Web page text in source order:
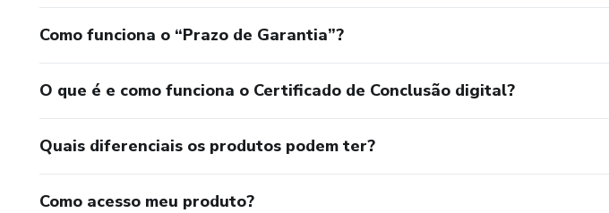
Como funciona o “Prazo de Garantia”?
O que é e como funciona o Certificado de Conclusão digital?
Quais diferenciais os produtos podem ter?
Como acesso meu produto?